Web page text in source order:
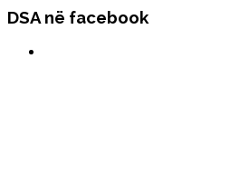
DSA në facebook